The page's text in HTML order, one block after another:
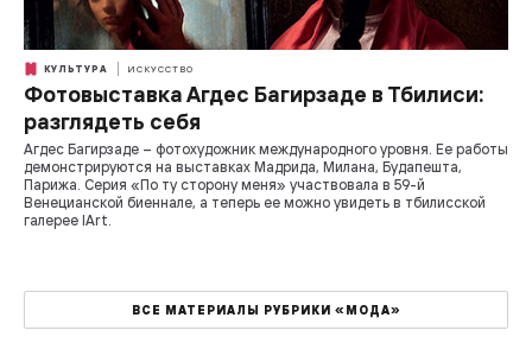
КУЛЬТУРА ИСКУССТВО
Фотовыставка Агдес Багирзаде в Тбилиси:
разглядеть себя
Агдес Багирзаде – фотохудожник международного уровня. Ее работы
демонстрируются на выставках Мадрида, Милана, Будапешта,
Парижа. Серия «По ту сторону меня» участвовала в 59-й
Венецианской биеннале, а теперь ее можно увидеть в тбилисской
галерее IArt.
ВСЕ МАТЕРИАЛЫ РУБРИКИ «МОДА»